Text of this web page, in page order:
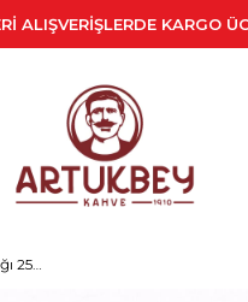
ALIŞVERİŞLERDE KARGO
Siirt Fıstığı 250 Gr